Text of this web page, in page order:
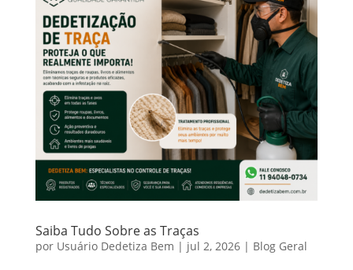
Saiba Tudo Sobre as Traças
por Usuário Dedetiza Bem | jul 2, 2026| Blog Geral